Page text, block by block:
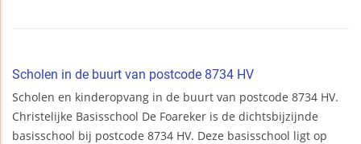
Scholen in de buurt van postcode 8734 HV
Scholen en kinderopvang in de buurt van postcode 8734 HV.
Christelijke Basisschool De Foareker is de dichtsbijzijnde
basisschool bij postcode 8734 HV. Deze basisschool ligt op